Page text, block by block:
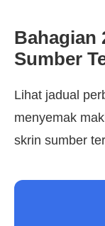
Bahagian
Sumber
Lihat jadual
menyemak
skrin sumber